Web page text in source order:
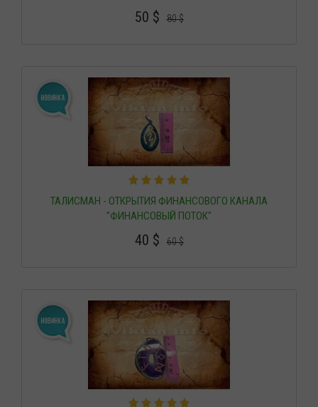
50 $ 80$
ТАЛИСМАН - ОТКРЫТИЯ ФИНАНСОВОГО КАНАЛА
"ФИНАНСОВЫЙ ПОТОК"
40 $ 60$